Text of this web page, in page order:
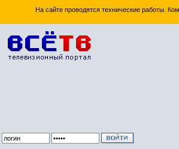
На сайте проводятся технические работы.